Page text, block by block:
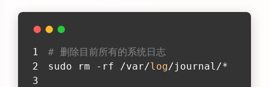
# 删除目前所有的系统日志
sudo rm -rf /var/log/journal/*